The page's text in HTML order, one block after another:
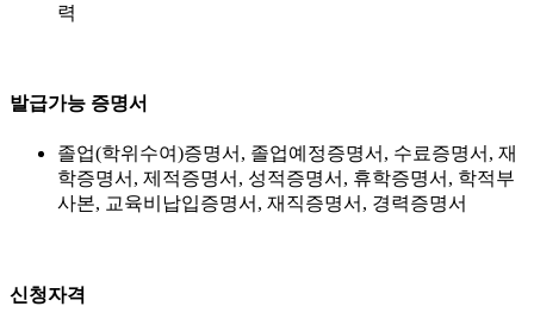
력
발급가능 증명서
졸업(학위수여)증명서, 졸업예정증명서, 수료증명서, 재
학증명서, 제적증명서, 성적증명서, 휴학증명서, 학적부
사본, 교육비납입증명서, 재직증명서, 경력증명서
신청자격